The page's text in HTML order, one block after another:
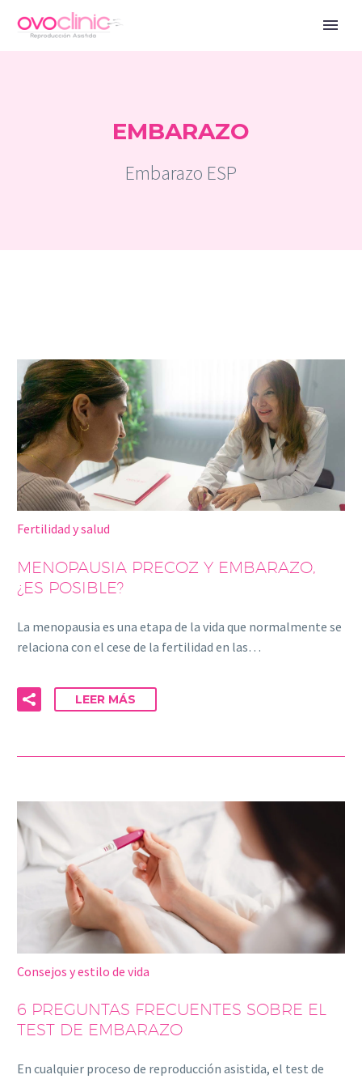
EMBARAZO
Embarazo ESP
Fertilidad y salud
MENOPAUSIA PRECOZ Y EMBARAZO,
¿ES POSIBLE?
La menopausia es una etapa de la vida que normalmente se
relaciona con el cese de la fertilidad en las…
LEER MÁS
Consejos y estilo de vida
6 PREGUNTAS FRECUENTES SOBRE EL
TEST DE EMBARAZO
En cualquier proceso de reproducción asistida, el test de